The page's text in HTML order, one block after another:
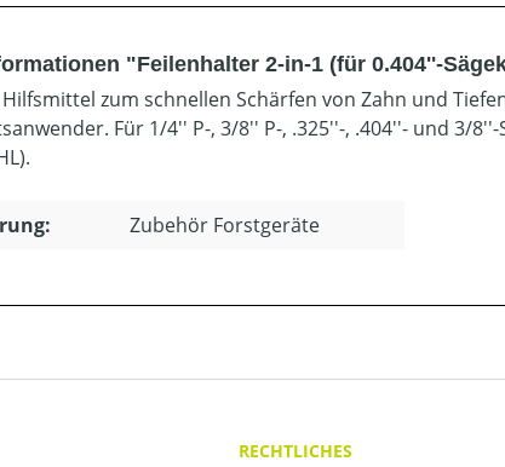
"Feilenhalter 2-in-1 (für 0.404''-
zum schnellen Schärfen von Zahn und
Für 1/4'' P-, 3/8'' P-, .325''-, .404''- und 3/
Zubehör Forstgeräte
RECHTLICHES